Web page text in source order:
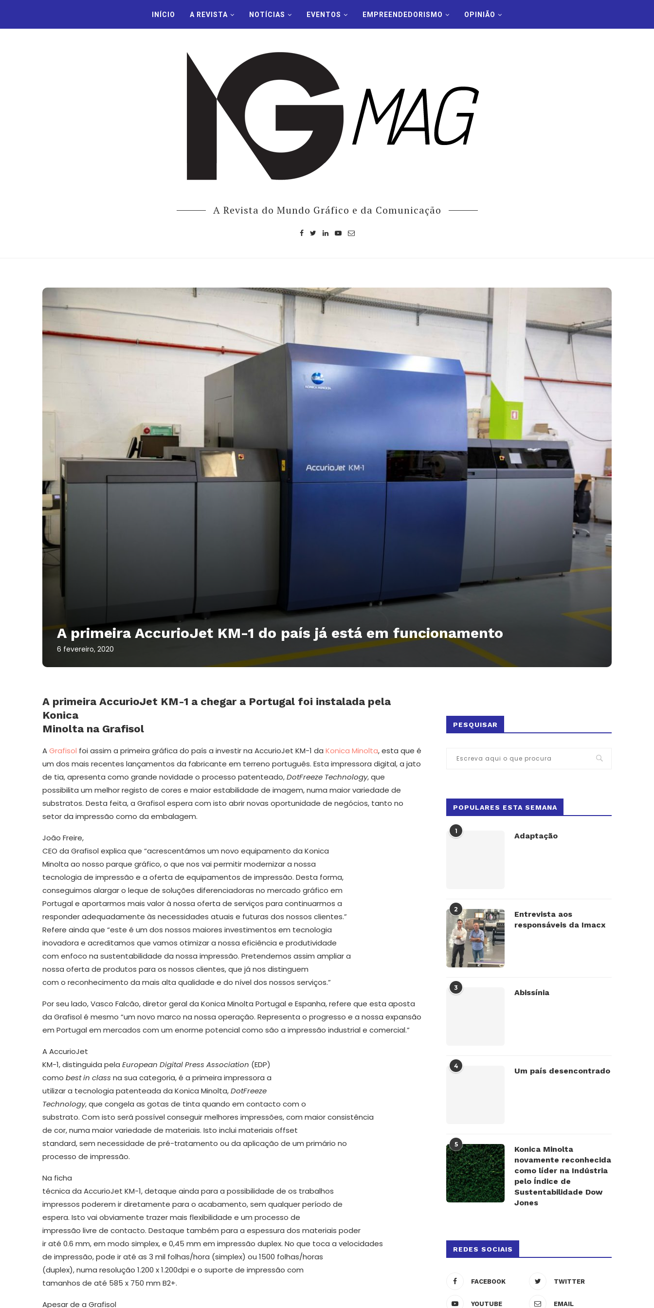
INÍCIO A REVISTA NOTÍCIAS EVENTOS EMPREENDEDORISMO OPINIÃO
A Revista do Mundo Gráfico e da Comunicação
A primeira AccurioJet KM-1 do país já está em funcionamento
6 fevereiro, 2020
A primeira AccurioJet KM-1 a chegar a Portugal foi instalada pela
Konica
Minolta na Grafisol
AGrafisol foi assim a primeira gráfica do país a investir na AccurioJet KM-1 da Konica Minolta, esta que é
um dos mais recentes lançamentos da fabricante em terreno português. Esta impressora digital, a jato
de tia, apresenta como grande novidade o processo patenteado,DotFreeze Technology, que
possibilita um melhor registo de cores e maior estabilidade de imagem, numa maior variedade de
substratos. Desta feita, a Grafisol espera com isto abrir novas oportunidade de negócios, tanto no
setor da impressão como da embalagem.
João Freire,
CEO da Grafisol explica que “acrescentámos um novo equipamento da Konica
Minolta ao nosso parque gráfico, o que nos vai permitir modernizar a nossa
tecnologia de impressão e a oferta de equipamentos de impressão. Desta forma,
conseguimos alargar o leque de soluções diferenciadoras no mercado gráfico em
Portugal e aportarmos mais valor à nossa oferta de serviços para continuarmos a
responder adequadamente às necessidades atuais e futuras dos nossos clientes.”
Refere ainda que “este é um dos nossos maiores investimentos em tecnologia
inovadora e acreditamos que vamos otimizar a nossa eficiência e produtividade
com enfoco na sustentabilidade da nossa impressão. Pretendemos assim ampliar a
nossa oferta de produtos para os nossos clientes, que já nos distinguem
com o reconhecimento da mais alta qualidade e do nível dos nossos serviços.”
Por seu lado, Vasco Falcão, diretor geral da Konica Minolta Portugal e Espanha, refere que esta aposta
da Grafisol é mesmo “um novo marco na nossa operação. Representa o progresso e a nossa expansão
em Portugal em mercados com um enorme potencial como são a impressão industrial e comercial.”
A AccurioJet
KM-1, distinguida pela European Digital Press Association (EDP)
como best in class na sua categoria, é a primeira impressora a
utilizar a tecnologia patenteada da Konica Minolta,DotFreeze
Technology, que congela as gotas de tinta quando em contacto com o
substrato. Com isto será possível conseguir melhores impressões, com maior consistência
de cor, numa maior variedade de materiais. Isto inclui materiais offset
standard, sem necessidade de pré-tratamento ou da aplicação de um primário no
processo de impressão.
Na ficha
técnica da AccurioJet KM-1, detaque ainda para a possibilidade de os trabalhos
impressos poderem ir diretamente para o acabamento, sem qualquer período de
espera. Isto vai obviamente trazer mais flexibilidade e um processo de
impressão livre de contacto. Destaque também para a espessura dos materiais poder
ir até 0.6 mm, em modo simplex, e 0,45 mm em impressão duplex. No que toca a velocidades
de impressão, pode ir até as 3 mil folhas/hora (simplex) ou 1500 folhas/horas
(duplex), numa resolução 1.200 x 1.200dpi e o suporte de impressão com
tamanhos de até 585 x 750 mm B2+.
Apesar de a Grafisol
PESQUISAR
POPULARES ESTA SEMANA
1
Adaptação
2
Entrevista aos
responsáveis da Imacx
3
Abissínia
4
Um país desencontrado
5
Konica Minolta
novamente reconhecida
como líder na Indústria
pelo Índice de
Sustentabilidade Dow
Jones
REDES SOCIAIS
FACEBOOK TWITTER
YOUTUBE EMAIL